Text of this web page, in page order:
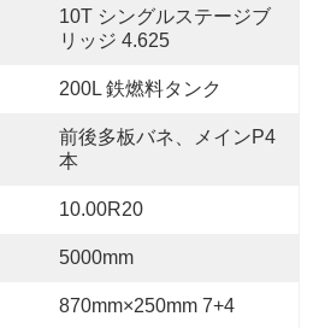
10T シングルステージブ
リッジ 4.625
200L 鉄燃料タンク
前後多板バネ、メインP4
本
10.00R20
5000mm
870mm×250mm 7+4